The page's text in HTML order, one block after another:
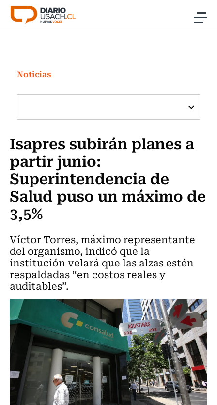
Click acá para ir directamente al contenido
Investigación
Cultura
Programas Radio y TV Usach
Noticias
Isapres subirán planes a
partir junio:
Superintendencia de
Salud puso un máximo de
3,5%
Víctor Torres, máximo representante
del organismo, indicó que la
institución velará que las alzas estén
respaldadas “en costos reales y
auditables”.